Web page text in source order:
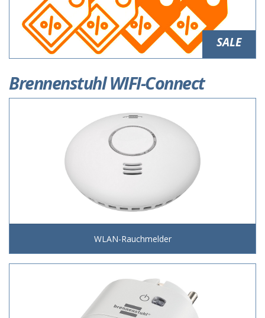
SALE
Brennenstuhl WIFI-Connect
WLAN-Rauchmelder